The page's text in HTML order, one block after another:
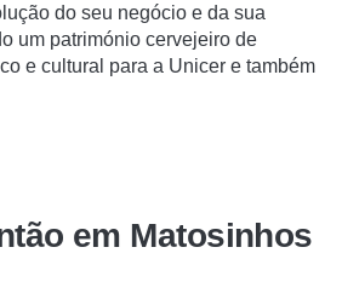
do seu negócio e da sua
um património cervejeiro de
e cultural para a Unicer e também
em Matosinhos